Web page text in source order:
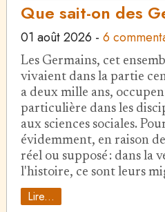
Que sait-on des
01 août 2026 - 6
Les Germains, cet
vivaient dans la partie
a deux mille ans,
particulière dans les
aux sciences sociales.
évidemment, en raison
réel ou supposé : dans la
l'histoire, ce sont leurs
Lire...